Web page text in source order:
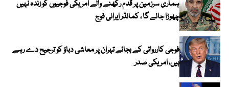
ہماری سرزمین پر قدم رکھنے والے امریکی فوجیوں کو زندہ نہیں
چھوڑا جائے گا ، کمانڈر ایرانی فوج
فوجی کارروائی کے بجائے تہران پر معاشی دباؤ کو ترجیح دے رہے
ہیں، امریکی صدر